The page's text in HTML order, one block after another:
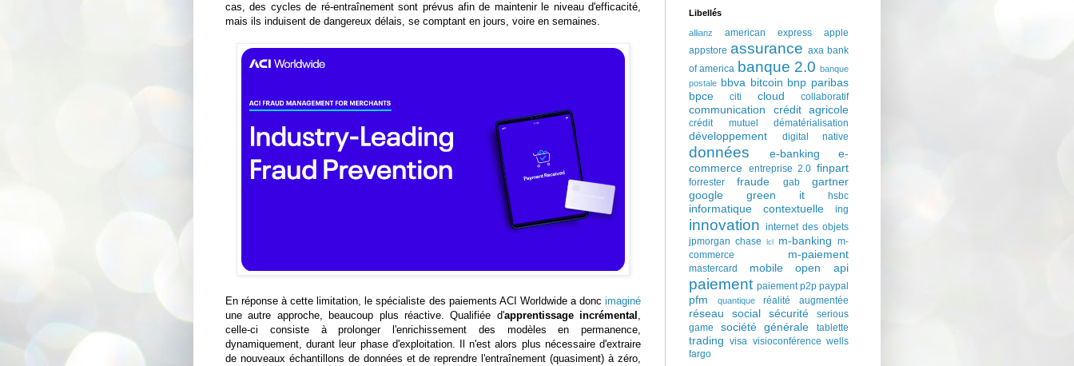
cas, des cycles de ré-entraînement sont prévus afin de maintenir le niveau d'efficacité,
mais ils induisent de dangereux délais, se comptant en jours, voire en semaines.
En réponse à cette limitation, le spécialiste des paiements ACI Worldwide a donc imaginé
une autre approche, beaucoup plus réactive. Qualifiée d'apprentissage incrémental ,
celle-ci consiste à prolonger l'enrichissement des modèles en permanence,
dynamiquement, durant leur phase d'exploitation. Il n'est alors plus nécessaire d'extraire
de nouveaux échantillons de données et de reprendre l'entraînement (quasiment) à zéro,
Libellés
allianz american express
apple
appstore assurance axa bank
of america banque 2.0 banque
postale bbva bitcoin bnp paribas
bpce
citi cloud collaboratif
communication crédit agricole
crédit mutuel dématérialisation
développement digital native
données e-banking
e-
commerce entreprise 2.0 finpart
forrester fraude gab
gartner
google
green it hsbc
informatique contextuelle ing
innovation internet des objets
jpmorgan chase
lcl m-banking m-
commerce
m-paiement
mastercard mobile open api
paiement paiement p2p paypal
pfm quantique réalité augmentée
réseau social sécurité
serious
game
société générale tablette
trading visa visioconférence wells
fargo